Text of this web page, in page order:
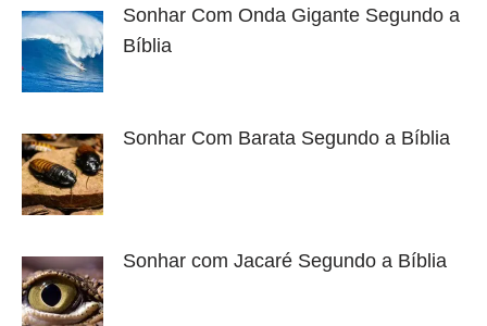
Sonhar Com Onda Gigante Segundo a
Bíblia
Sonhar Com Barata Segundo a Bíblia
Sonhar com Jacaré Segundo a Bíblia